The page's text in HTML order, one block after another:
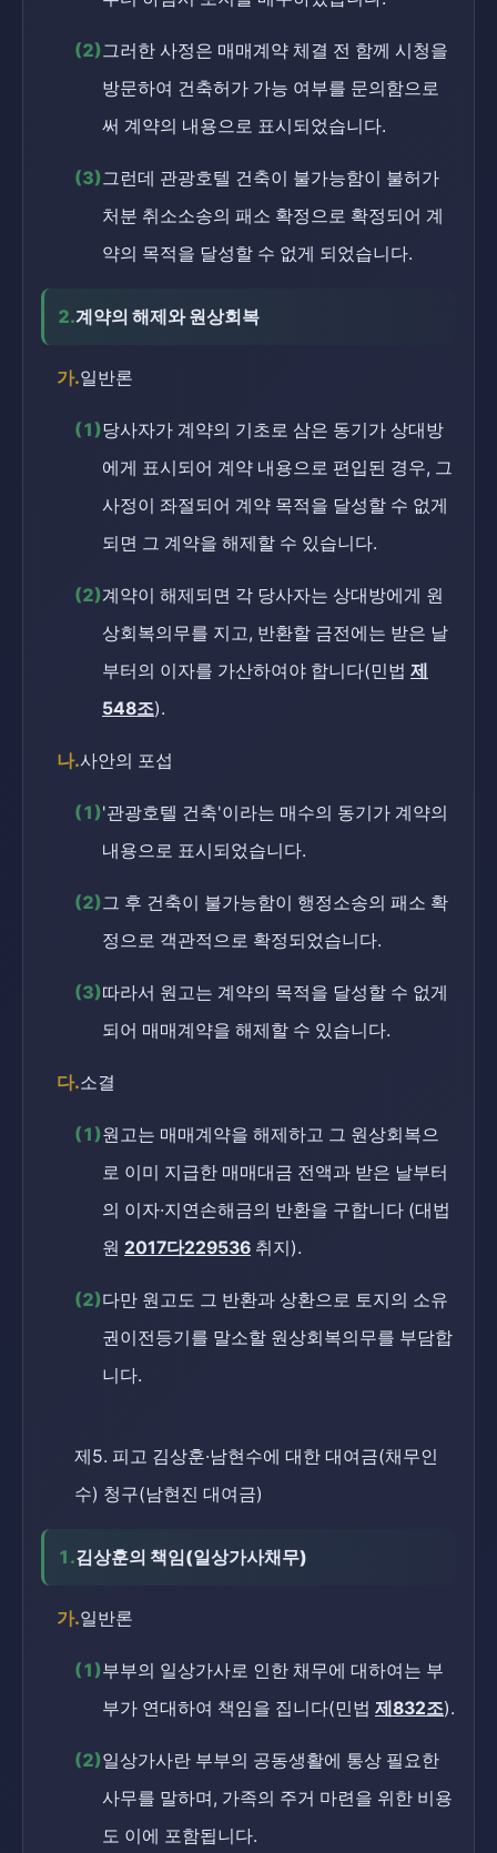
(2)그러한 사정은 매매계약 체결 전 함께 시청을
방문하여 건축허가 가능 여부를 문의함으로
써 계약의 내용으로 표시되었습니다.
(3)그런데 관광호텔 건축이 불가능함이 불허가
처분 취소소송의 패소 확정으로 확정되어 계
약의 목적을 달성할 수 없게 되었습니다.
2.계약의 해제와 원상회복
가.일반론
(1)당사자가 계약의 기초로 삼은 동기가 상대방
에게 표시되어 계약 내용으로 편입된 경우, 그
사정이 좌절되어 계약 목적을 달성할 수 없게
되면 그 계약을 해제할 수 있습니다.
(2)계약이 해제되면 각 당사자는 상대방에게 원
상회복의무를 지고, 반환할 금전에는 받은 날
부터의 이자를 가산하여야 합니다(민법 제
548조).
나.사안의 포섭
(1)'관광호텔 건축'이라는 매수의 동기가 계약의
내용으로 표시되었습니다.
(2)그 후 건축이 불가능함이 행정소송의 패소 확
정으로 객관적으로 확정되었습니다.
(3)따라서 원고는 계약의 목적을 달성할 수 없게
되어 매매계약을 해제할 수 있습니다.
다.소결
(1)원고는 매매계약을 해제하고 그 원상회복으
로 이미 지급한 매매대금 전액과 받은 날부터
의 이자·지연손해금의 반환을 구합니다 (대법
원 2017다229536 취지).
(2)다만 원고도 그 반환과 상환으로 토지의 소유
권이전등기를 말소할 원상회복의무를 부담합
니다.
제5. 피고 김상훈·남현수에 대한 대여금(채무인
수) 청구(남현진 대여금)
1.김상훈의 책임(일상가사채무)
가.일반론
(1)부부의 일상가사로 인한 채무에 대하여는 부
부가 연대하여 책임을 집니다(민법 제832조).
(2)일상가사란 부부의 공동생활에 통상 필요한
사무를 말하며, 가족의 주거 마련을 위한 비용
도 이에 포함됩니다.